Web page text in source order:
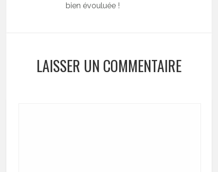
bien évouluée !
LAISSER UN COMMENTAIRE